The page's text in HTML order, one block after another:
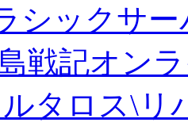
シックサ
戦記オン
タロス\リ